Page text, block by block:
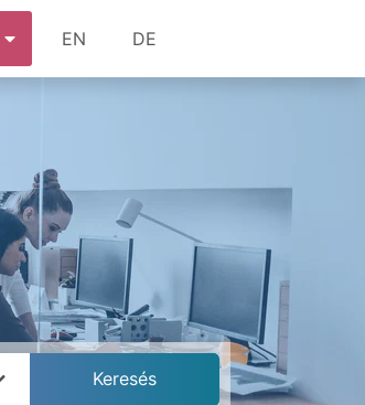
EN DE